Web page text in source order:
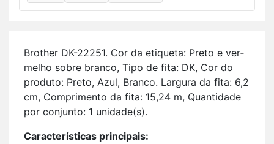
Brother DK-22251. Cor da eti­queta: Preto e ver­
melho sobre branco, Tipo de fita: DK, Cor do
pro­duto: Preto, Azul, Branco. Lar­gura da fita: 6,2
cm, Com­pri­mento da fita: 15,24 m, Quan­ti­dade
por con­junto: 1 uni­dade(s).
Ca­rac­te­rís­ticas prin­ci­pais: